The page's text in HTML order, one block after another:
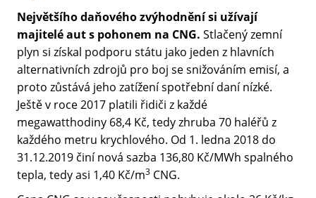
Největšího daňového zvýhodnění si užívají
majitelé aut s pohonem na CNG. Stlačený zemní
plyn si získal podporu státu jako jeden z hlavních
alternativních zdrojů pro boj se snižováním emisí, a
proto zůstává jeho zatížení spotřební daní nízké.
Ještě v roce 2017 platili řidiči z každé
megawatthodiny 68,4 Kč, tedy zhruba 70 haléřů z
každého metru krychlového. Od 1. ledna 2018 do
31.12.2019 činí nová sazba 136,80 Kč/MWh spalného
tepla, tedy asi 1,40 Kč/m3 CNG.